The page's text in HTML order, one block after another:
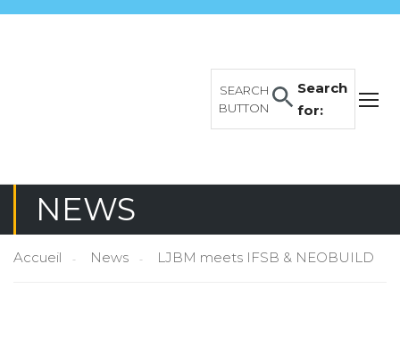
Search
for:
SEARCH
BUTTON
NEWS
Accueil News LJBM meets IFSB & NEOBUILD